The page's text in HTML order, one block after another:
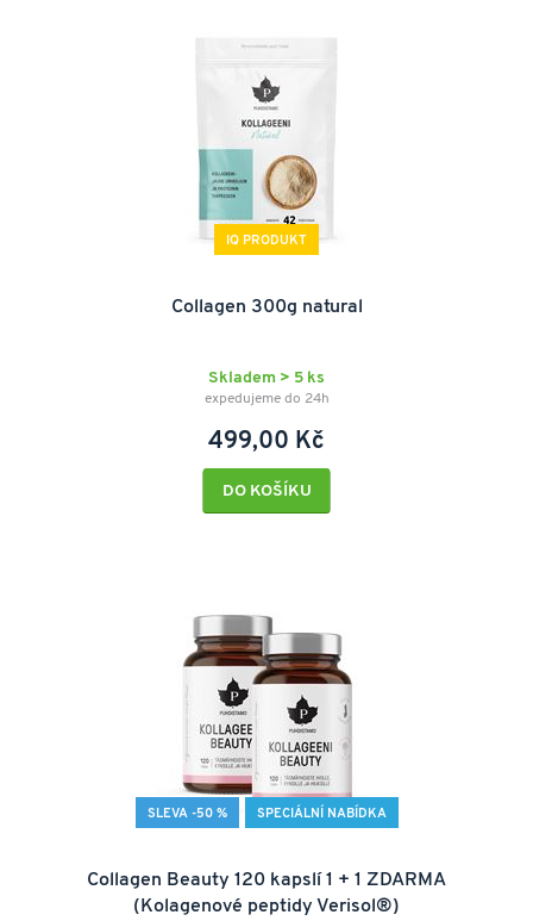
IQ PRODUKT
Collagen 300g natural
Skladem > 5 ks
expedujeme do 24h
499,00 Kč
DO KOŠÍKU
SLEVA -50 % SPECIÁLNÍ NABÍDKA
Collagen Beauty 120 kapslí 1 + 1 ZDARMA
(Kolagenové peptidy Verisol®)